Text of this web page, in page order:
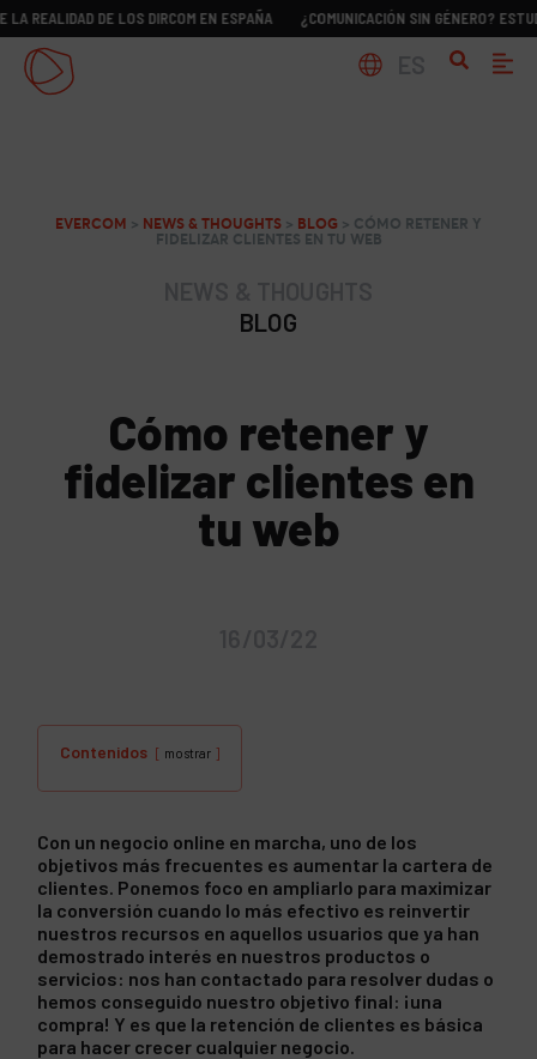
DE LOS DIRCOM EN ESPAÑA ¿COMUNICACIÓN SIN GÉNERO? ESTUDIO
EVERCOM > NEWS & THOUGHTS > BLOG > CÓMO RETENER Y
FIDELIZAR CLIENTES EN TU WEB
BLOG
Cómo retener y
fidelizar clientes en
tu web
Contenidos mostrar
Con un negocio online en marcha, uno de los
objetivos más frecuentes es aumentar la cartera de
clientes. Ponemos foco en ampliarlo para maximizar
la conversión cuando lo más efectivo es reinvertir
nuestros recursos en aquellos usuarios que ya han
demostrado interés en nuestros productos o
servicios: nos han contactado para resolver dudas o
hemos conseguido nuestro objetivo final: ¡una
compra! Y es que la retención de clientes es básica
para hacer crecer cualquier negocio.